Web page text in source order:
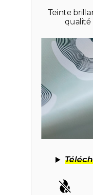
Teinte
qualité